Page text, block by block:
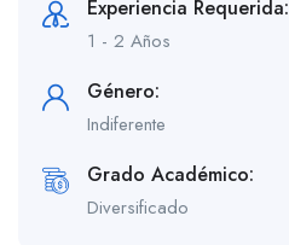
Experiencia Requerida:
1 - 2 Años
Género:
Indiferente
Grado Académico:
Diversificado